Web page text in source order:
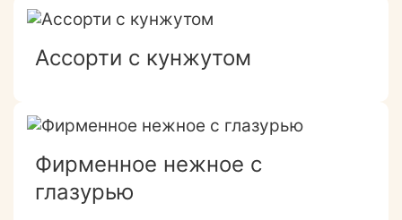
Ассорти с кунжутом
Фирменное нежное с
глазурью